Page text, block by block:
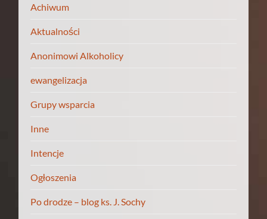
Achiwum
Aktualności
Anonimowi Alkoholicy
ewangelizacja
Grupy wsparcia
Inne
Intencje
Ogłoszenia
Po drodze – blog ks. J. Sochy